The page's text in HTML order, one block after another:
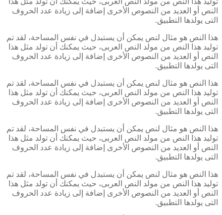
النص أو العديد من النصوص الأخرى إضافة إلى زيادة عدد الحروف
التى يولدها التطبيق.
هذا النص هو مثال لنص يمكن أن يستبدل في نفس المساحة، لقد تم
توليد هذا النص من مولد النص العربى، حيث يمكنك أن تولد مثل هذا
النص أو العديد من النصوص الأخرى إضافة إلى زيادة عدد الحروف
التى يولدها التطبيق.
هذا النص هو مثال لنص يمكن أن يستبدل في نفس المساحة، لقد تم
توليد هذا النص من مولد النص العربى، حيث يمكنك أن تولد مثل هذا
النص أو العديد من النصوص الأخرى إضافة إلى زيادة عدد الحروف
التى يولدها التطبيق.
هذا النص هو مثال لنص يمكن أن يستبدل في نفس المساحة، لقد تم
توليد هذا النص من مولد النص العربى، حيث يمكنك أن تولد مثل هذا
النص أو العديد من النصوص الأخرى إضافة إلى زيادة عدد الحروف
التى يولدها التطبيق.
هذا النص هو مثال لنص يمكن أن يستبدل في نفس المساحة، لقد تم
توليد هذا النص من مولد النص العربى، حيث يمكنك أن تولد مثل هذا
النص أو العديد من النصوص الأخرى إضافة إلى زيادة عدد الحروف
التى يولدها التطبيق.